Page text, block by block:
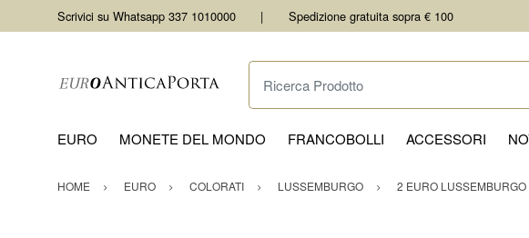
Scrivici su Whatsapp 337 1010000 Spedizione gratuita sopra € 100
Ricerca Prodotto
EURO MONETE DEL MONDO FRANCOBOLLI ACCESSORI
HOME EURO COLORATI LUSSEMBURGO 2 EURO